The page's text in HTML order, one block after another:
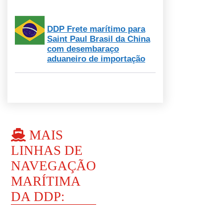
DDP Frete marítimo para
Saint Paul Brasil da China
com desembaraço
aduaneiro de importação
MAIS
LINHAS DE
NAVEGAÇÃO
MARÍTIMA
DA DDP: